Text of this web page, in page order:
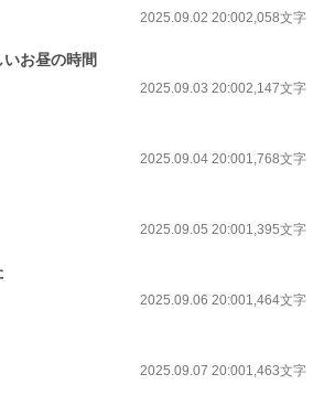
2025.09.02 20:002,058文字
お昼の時間
2025.09.03 20:002,147文字
2025.09.04 20:001,768文字
2025.09.05 20:001,395文字
2025.09.06 20:001,464文字
2025.09.07 20:001,463文字